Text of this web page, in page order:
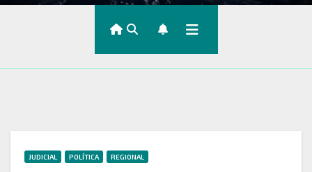
JUDICIAL POLÍTICA REGIONAL